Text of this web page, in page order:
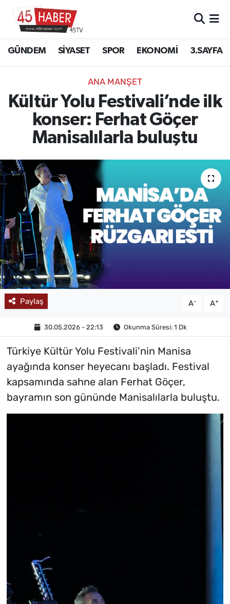
GÜNDEM SİYASET SPOR EKONOMİ 3.SAYFA
ANA MANŞET
Kültür Yolu Festivali’nde ilk
konser: Ferhat Göçer
Manisalılarla buluştu
Paylaş A- A+
30.05.2026 - 22:13 Okunma Süresi: 1 Dk
Türkiye Kültür Yolu Festivali’nin Manisa
ayağında konser heyecanı başladı. Festival
kapsamında sahne alan Ferhat Göçer,
bayramın son gününde Manisalılarla buluştu.
SİYASET
EKONOMİ
3.SAYFA
EĞİTİM
SAĞLIK
YAŞAM
MAGAZİN
Manisa Hava Durumu
Manisa Trafik Yoğunluk Haritası
Süper Lig Puan Durumu ve Fikstür
Tüm Manşetler
Son Dakika Haberleri
Haber Arşivi